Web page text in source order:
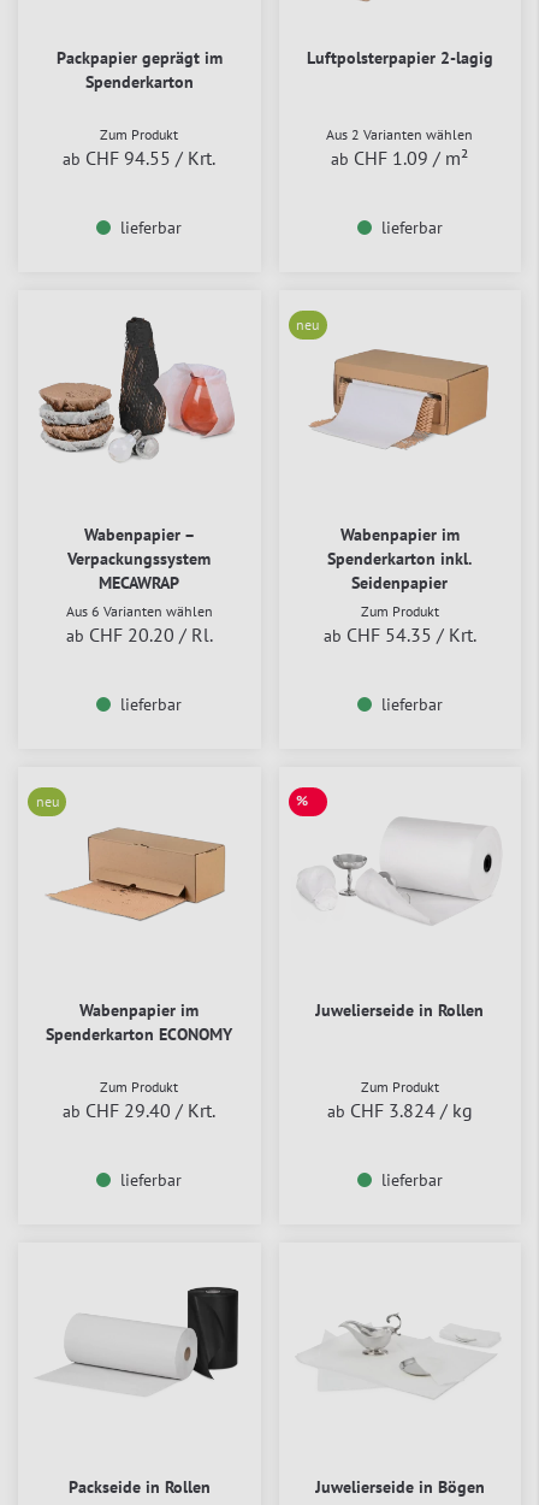
Packpapier geprägt im
Spenderkarton
Zum Produkt
ab CHF 94.55 / Krt.
lieferbar
Luftpolsterpapier 2-lagig
Aus 2 Varianten wählen
ab CHF 1.09 / m²
lieferbar
Wabenpapier –
Verpackungssystem
MECAWRAP
Aus 6 Varianten wählen
ab CHF 20.20 / Rl.
lieferbar
neu
Wabenpapier im
Spenderkarton inkl.
Seidenpapier
Zum Produkt
ab CHF 54.35 / Krt.
lieferbar
neu
Wabenpapier im
Spenderkarton ECONOMY
Zum Produkt
ab CHF 29.40 / Krt.
lieferbar
%
Juwelierseide in Rollen
Zum Produkt
ab CHF 3.824 / kg
lieferbar
Packseide in Rollen Juwelierseide in Bögen